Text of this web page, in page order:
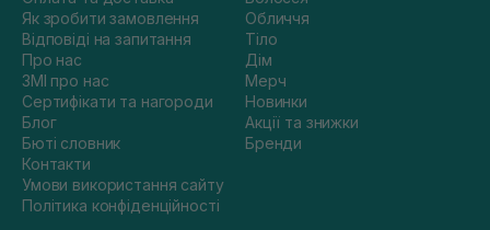
Як зробити замовлення
Відповіді на запитання
Про нас
ЗМІ про нас
Сертифікати та нагороди
Блог
Бюті словник
Контакти
Умови використання сайту
Політика конфіденційності
Обличчя
Тіло
Дім
Мерч
Новинки
Акції та знижки
Бренди